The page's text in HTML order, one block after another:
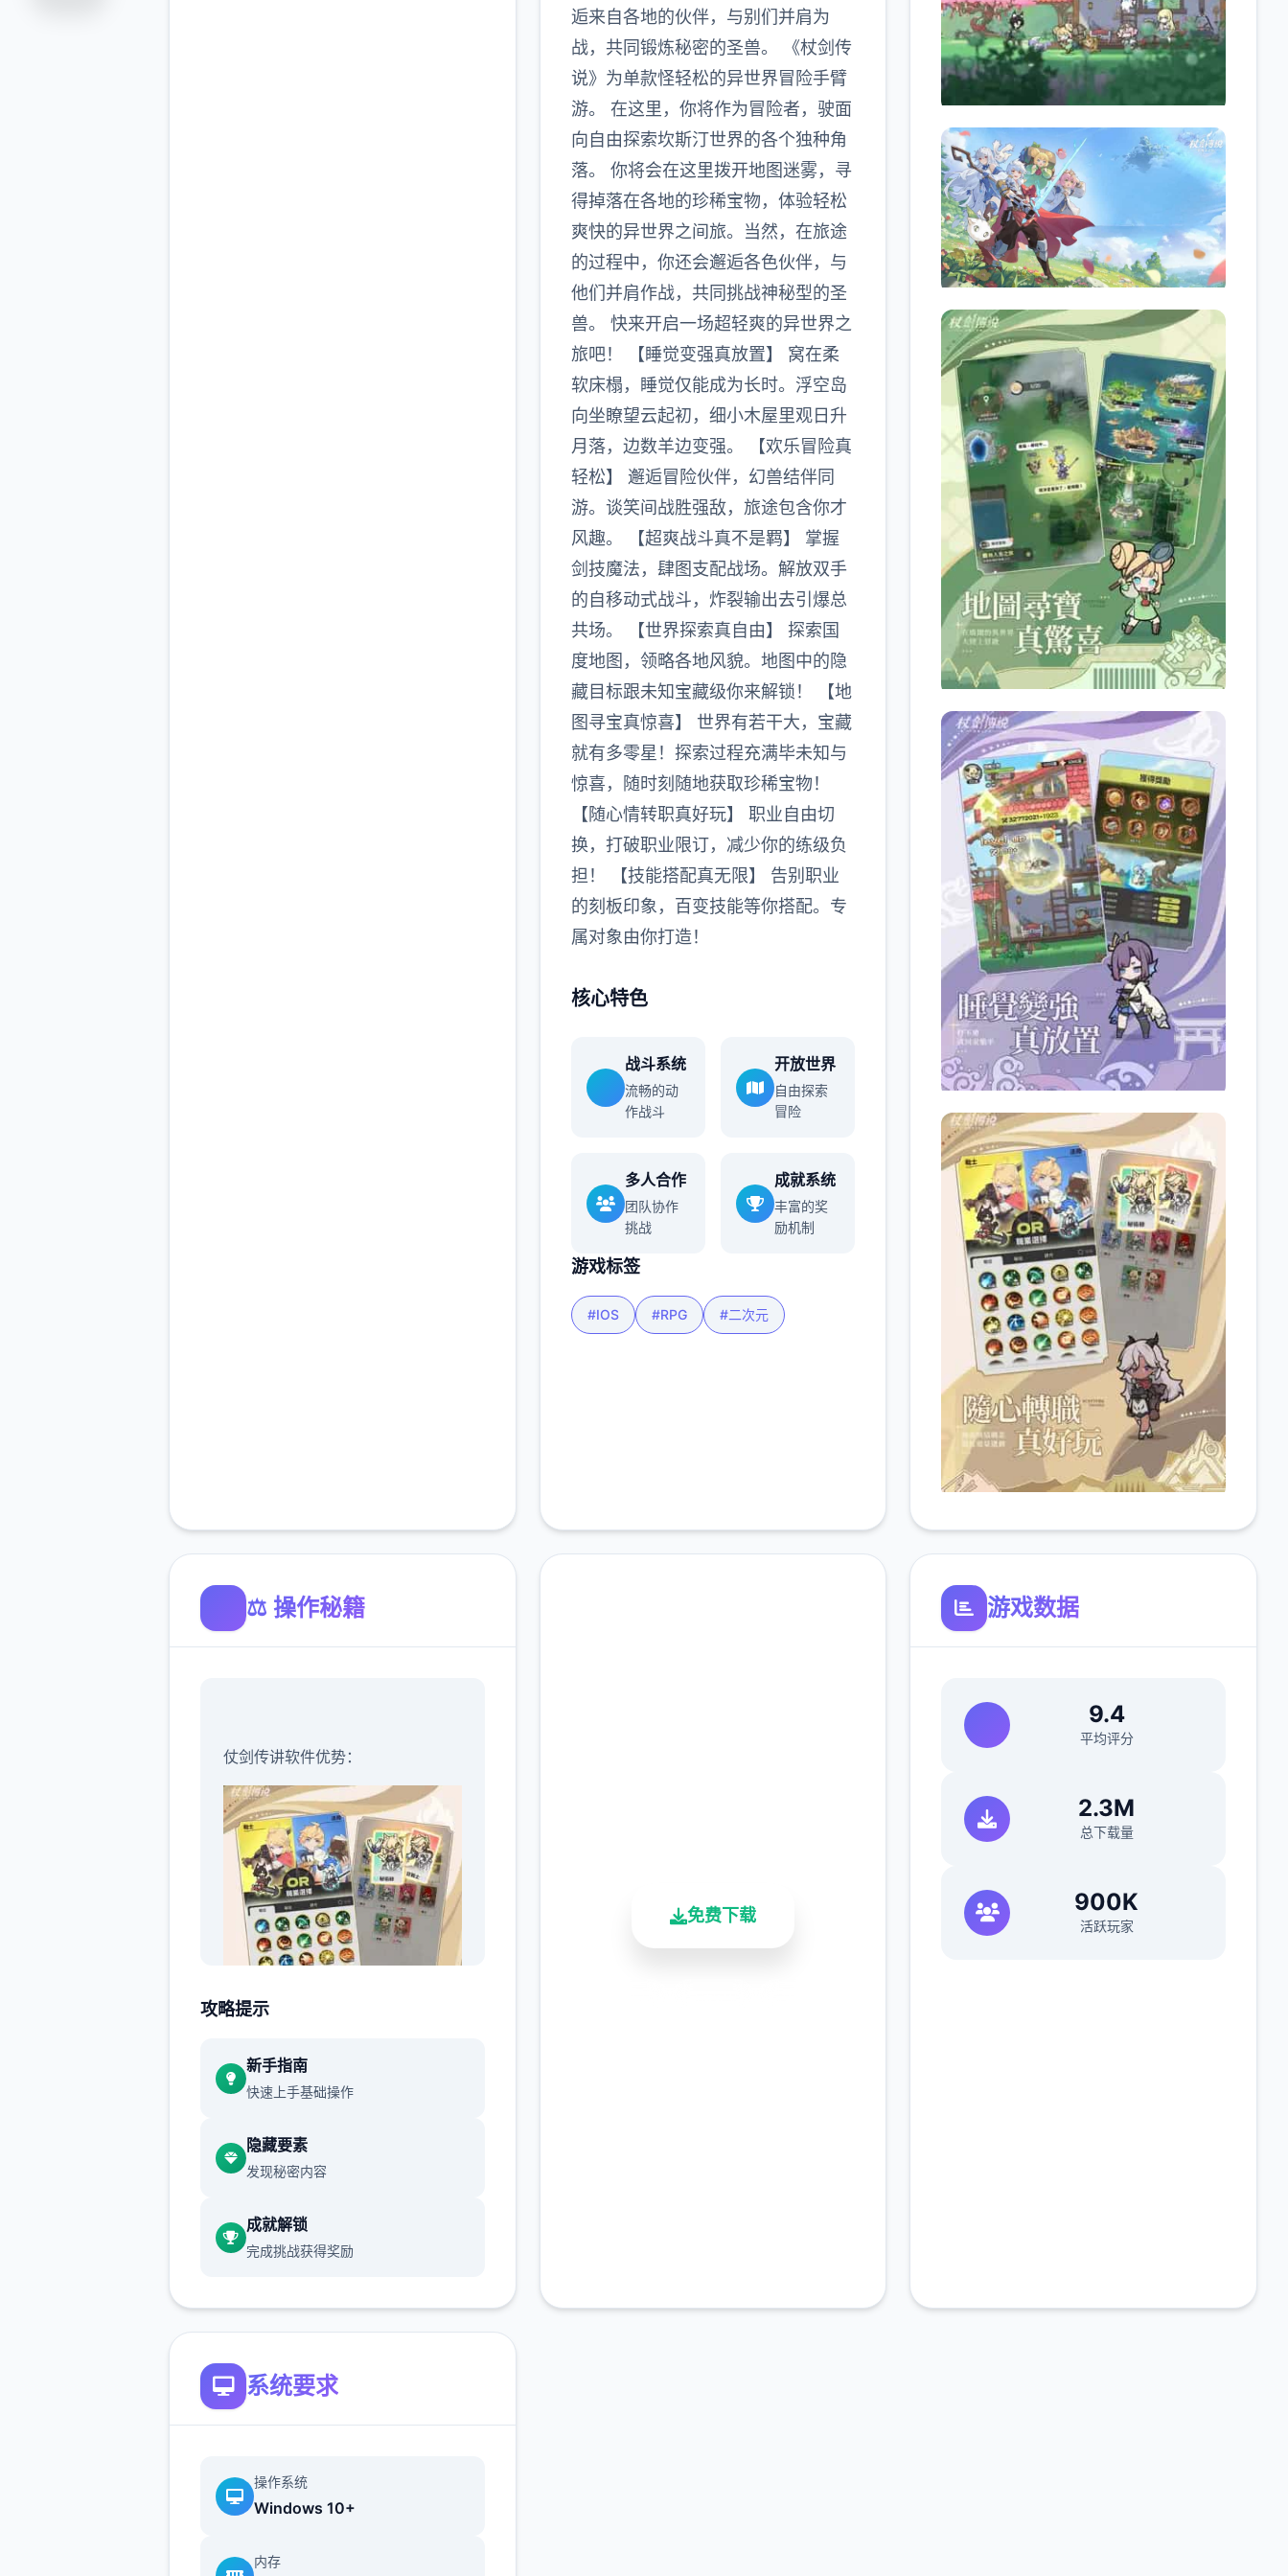
逅来自各地的伙伴，与别们并肩为
战，共同锻炼秘密的圣兽。 《杖剑传
说》为单款怪轻松的异世界冒险手臂
游。 在这里，你将作为冒险者，驶面
向自由探索坎斯汀世界的各个独种角
落。 你将会在这里拨开地图迷雾，寻
得掉落在各地的珍稀宝物，体验轻松
爽快的异世界之间旅。当然，在旅途
的过程中，你还会邂逅各色伙伴，与
他们并肩作战，共同挑战神秘型的圣
兽。 快来开启一场超轻爽的异世界之
旅吧！ 【睡觉变强真放置】 窝在柔
软床榻，睡觉仅能成为长时。浮空岛
向坐瞭望云起初，细小木屋里观日升
月落，边数羊边变强。 【欢乐冒险真
轻松】 邂逅冒险伙伴，幻兽结伴同
游。谈笑间战胜强敌，旅途包含你才
风趣。 【超爽战斗真不是羁】 掌握
剑技魔法，肆图支配战场。解放双手
的自移动式战斗，炸裂输出去引爆总
共场。 【世界探索真自由】 探索国
度地图，领略各地风貌。地图中的隐
藏目标跟未知宝藏级你来解锁！ 【地
图寻宝真惊喜】 世界有若干大，宝藏
就有多零星！探索过程充满毕未知与
惊喜，随时刻随地获取珍稀宝物！
【随心情转职真好玩】 职业自由切
换，打破职业限订，减少你的练级负
担！ 【技能搭配真无限】 告别职业
的刻板印象，百变技能等你搭配。专
属对象由你打造！
核心特色
战斗系统
流畅的动
作战斗
开放世界
自由探索
冒险
多人合作
团队协作
挑战
成就系统
丰富的奖
励机制
游戏标签
#IOS #RPG #二次元
⚖️ 操作秘籍
仗剑传讲软件优势：
异境界轻路程：使按者穿越过来到
坎斯汀世界，个人由探索地点图，
休闲放置玩法：核神为“睡觉变强”
之中放置养成为机制造，让玩家许
藏再有丰富型的世界地图。
攻略提示
新手指南
快速上手基础操作
隐藏要素
发现秘密内容
成就解锁
完成挑战获得奖励
免费下载
游戏数据
9.4
平均评分
2.3M
总下载量
900K
活跃玩家
系统要求
操作系统
Windows 10+
内存